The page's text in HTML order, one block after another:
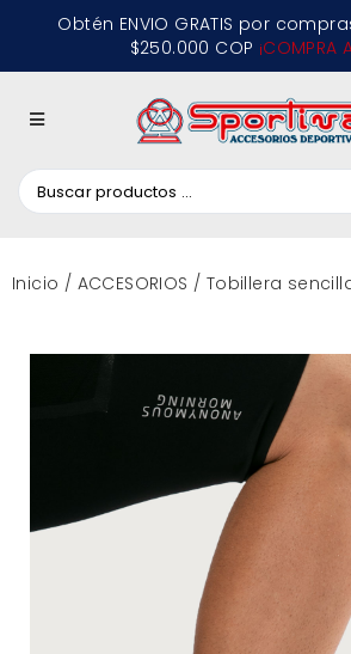
Obtén ENVIO GRATIS por
$250.000 COP ¡COMPRA
Inicio / ACCESORIOS / Tobillera